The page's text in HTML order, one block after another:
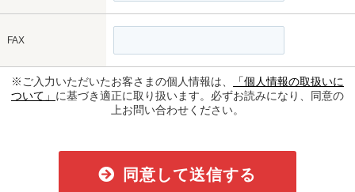
FAX
※ご入力いただいたお客さまの個人情報は、
「個人情報の取扱いに
ついて」 に基づき適正に取り扱います。必ずお読みになり、同意の
上お問い合わせください。
同意して送信する